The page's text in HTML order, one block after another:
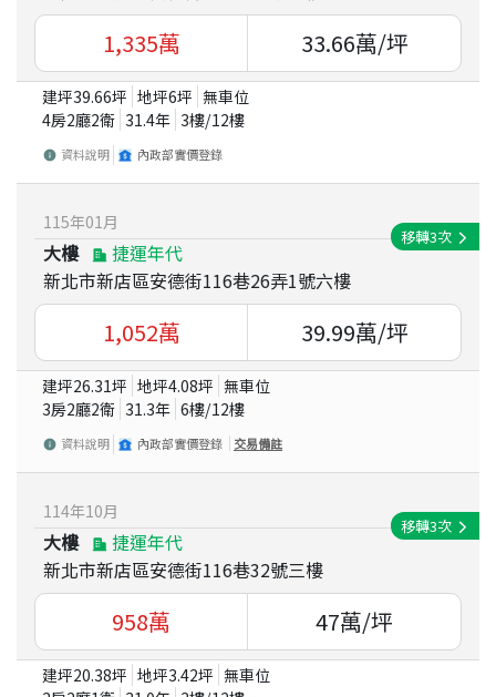
1,335萬 33.66萬/坪
建坪39.66坪 地坪6坪 無車位
4房2廳2衛 31.4年 3樓/12樓
資料說明 內政部實價登錄
115年01 月
大樓
捷運年代
新北市新店區安德街116巷26弄1號六樓
移轉3次
1,052萬 39.99萬/坪
建坪26.31坪 地坪4.08坪 無車位
3房2廳2衛 31.3年 6樓/12樓
資料說明 內政部實價登錄 交易備註
114年10月
大樓
捷運年代
新北市新店區安德街116巷32號三樓
移轉3次
958萬 47萬/坪
建坪20.38坪 地坪3.42坪 無車位